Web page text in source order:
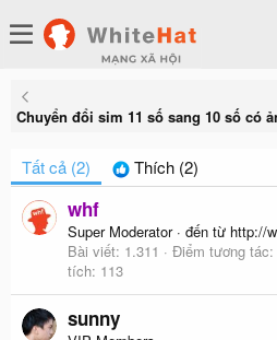
Tất cả (2) Thích (2)
whf
Super Moderator · đến từ http://
Bài viết 1.311 Điểm tương tác
tích 113
sunny